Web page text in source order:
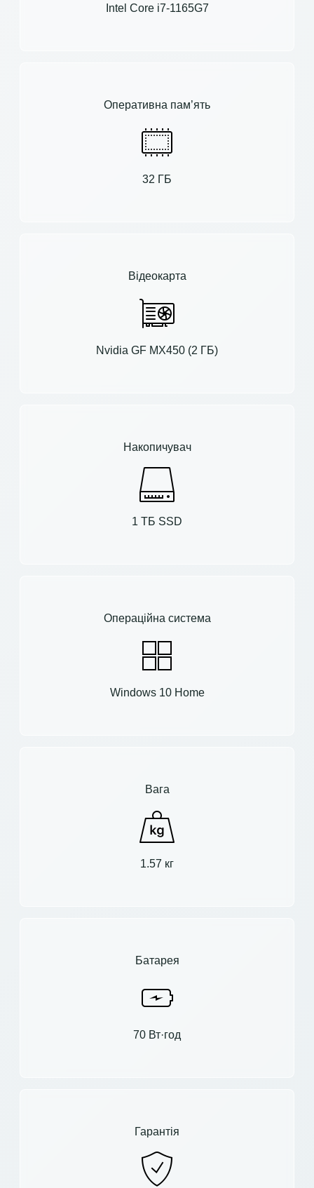
Intel Core i7-1165G7
Оперативна пам’ять
32 ГБ
Відеокарта
Nvidia GF MX450 (2 ГБ)
Накопичувач
1 ТБ SSD
Операційна система
Windows 10 Home
Вага
1.57 кг
Батарея
70 Вт·год
Гарантія